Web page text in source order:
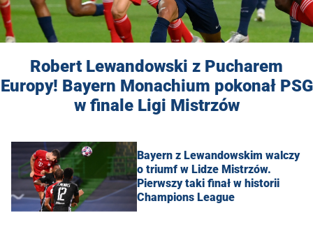
Robert Lewandowski z Pucharem
Europy! Bayern Monachium pokonał PSG
w finale Ligi Mistrzów
Bayern z Lewandowskim walczy
o triumf w Lidze Mistrzów.
Pierwszy taki finał w historii
Champions League